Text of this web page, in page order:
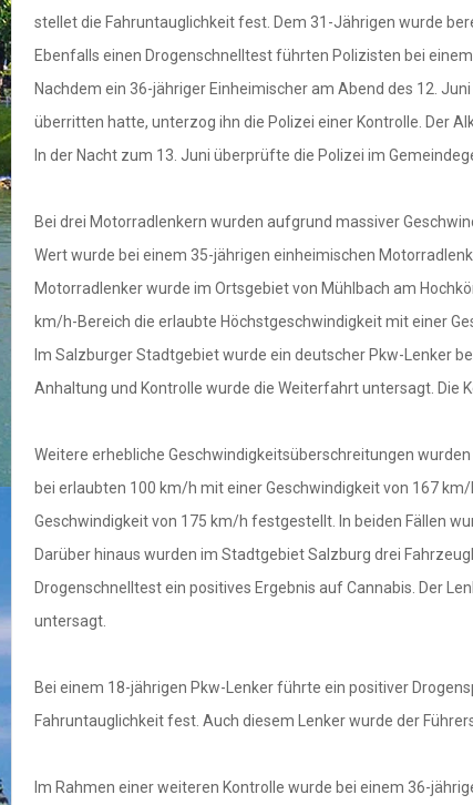
stellet die Fahruntauglichkeit fest. Dem 31-Jährigen wurde
Ebenfalls einen Drogenschnelltest führten Polizisten bei
Nachdem ein 36-jähriger Einheimischer am Abend des 12.
überritten hatte, unterzog ihn die Polizei einer Kontrolle. Der
In der Nacht zum 13. Juni überprüfte die Polizei im
Bei drei Motorradlenkern wurden aufgrund massiver
Wert wurde bei einem 35-jährigen einheimischen
Motorradlenker wurde im Ortsgebiet von Mühlbach am
km/h-Bereich die erlaubte Höchstgeschwindigkeit mit einer
Im Salzburger Stadtgebiet wurde ein deutscher Pkw-Lenker
Anhaltung und Kontrolle wurde die Weiterfahrt untersagt.
Weitere erhebliche Geschwindigkeitsüberschreitungen
bei erlaubten 100 km/h mit einer Geschwindigkeit von 167
Geschwindigkeit von 175 km/h festgestellt. In beiden Fällen
Darüber hinaus wurden im Stadtgebiet Salzburg drei
Drogenschnelltest ein positives Ergebnis auf Cannabis. Der
untersagt.
Bei einem 18-jährigen Pkw-Lenker führte ein positiver
Fahruntauglichkeit fest. Auch diesem Lenker wurde der
Im Rahmen einer weiteren Kontrolle wurde bei einem 36-